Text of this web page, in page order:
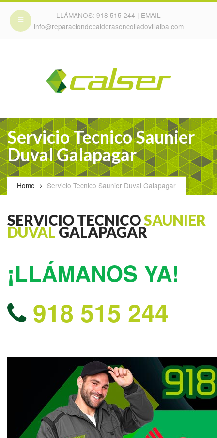
LLÁMANOS: 918 515 244 | EMAIL
info@reparaciondecalderasencolladovillalba.com
Servicio Tecnico Saunier
Duval Galapagar
Home Servicio Tecnico Saunier Duval Galapagar
SERVICIO TECNICOSAUNIER
DUVAL GALAPAGAR
¡LLÁMANOS YA!
918 515 244